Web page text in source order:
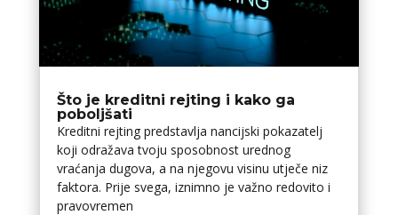
Što je kreditni rejting i kako ga
poboljšati
Kreditni rejting predstavlja financijski pokazatelj
koji odražava tvoju sposobnost urednog
vraćanja dugova, a na njegovu visinu utječe niz
faktora. Prije svega, iznimno je važno redovito i
pravovremen